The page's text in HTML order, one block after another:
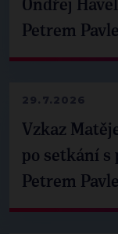
Ondřej
Petrem
29.7.2026
Vzkaz
po setkání s
Petrem